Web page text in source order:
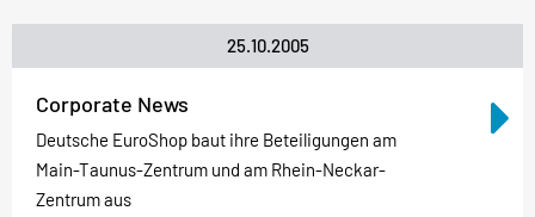
25.10.2005
Corporate News
Deutsche EuroShop baut ihre Beteiligungen am
Main-Taunus-Zentrum und am Rhein-Neckar-
Zentrum aus